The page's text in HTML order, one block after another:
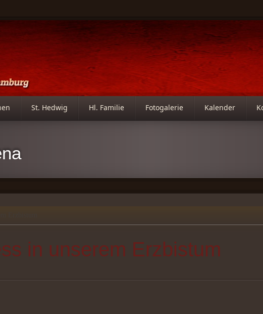
St. Hedwig Hl. Familie Fotogalerie Kalender
in unserem Erzbistum